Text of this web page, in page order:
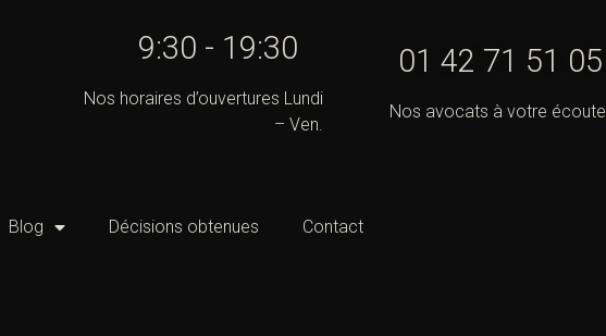
9:30 - 19:30
Nos horaires d’ouvertures Lundi
– Ven.
01 42 71 51 05
Nos avocats à votre écoute
Blog Décisions obtenues Contact